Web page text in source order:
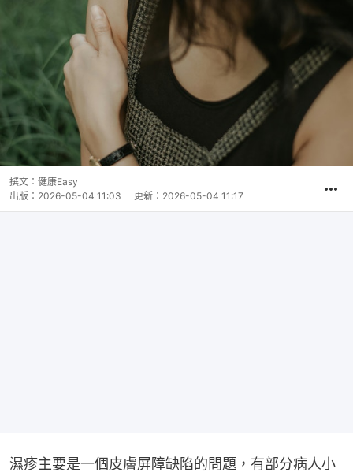
撰文： 健康Easy
出版： 2026-05-04 11:03 更新： 2026-05-04 11:17
濕疹主要是一個皮膚屏障缺陷的問題，有部分病人小